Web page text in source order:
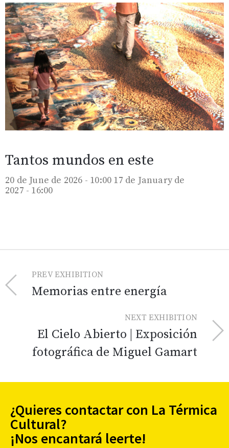
Tantos mundos en este
20 de June de 2026 - 10:00 17 de January de
2027 - 16:00
PREV EXHIBITION
Memorias entre energía
NEXT EXHIBITION
El Cielo Abierto | Exposición
fotográfica de Miguel Gamart
¿Quieres contactar con La Térmica
Cultural?
¡Nos encantará leerte!